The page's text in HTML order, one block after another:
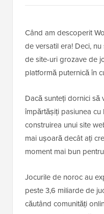
Când am descoperit
de versatil era! Deci,
de site-uri grozave de
platformă puternică în
Dacă sunteți dornici să
împărtășiți pasiunea cu
construirea unui site
mai ușoară decât ați
moment mai bun
Jocurile de noroc au
peste 3,6 miliarde de
căutând comunități